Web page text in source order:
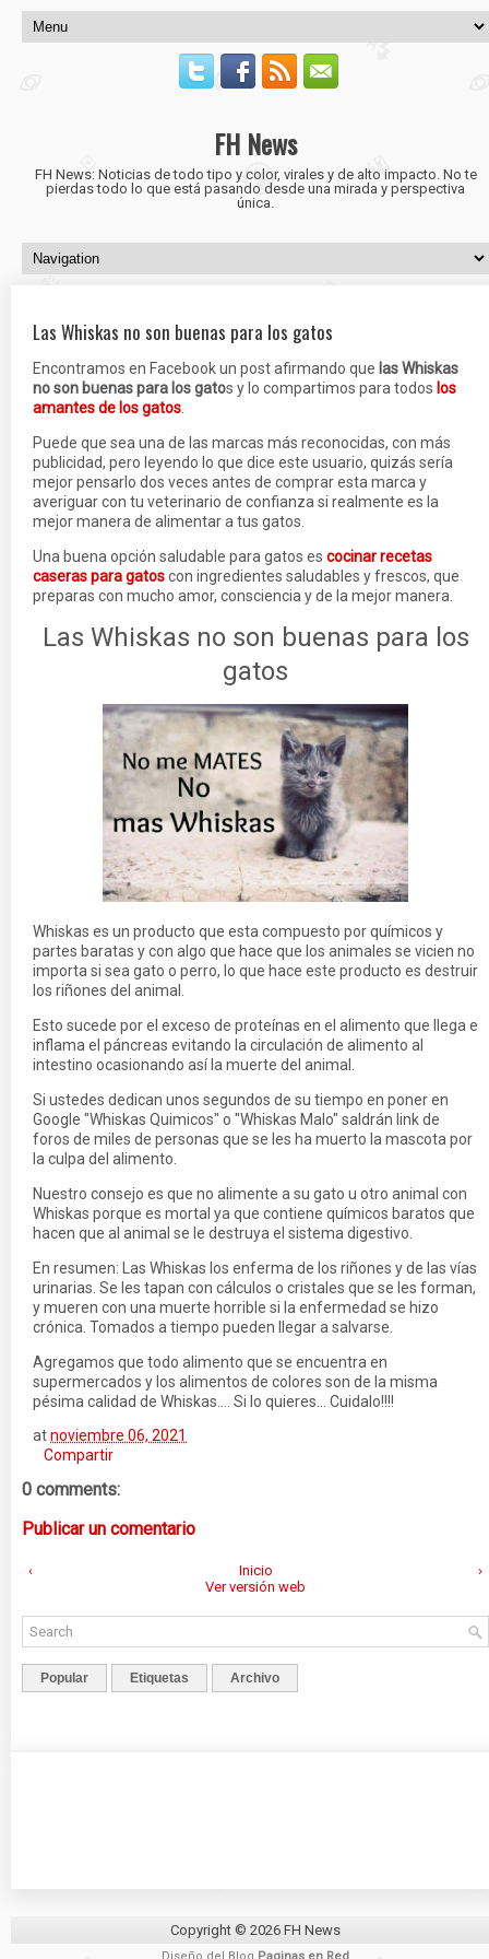
FH News
FH News: Noticias de todo tipo y color, virales y de alto impacto. No te
pierdas todo lo que está pasando desde una mirada y perspectiva
única.
Las Whiskas no son buenas para los gatos
Encontramos en Facebook un post afirmando que las Whiskas
no son buenas para los gatos y lo compartimos para todos los
amantes de los gatos
Puede que sea una de las marcas más reconocidas, con más
publicidad, pero leyendo lo que dice este usuario, quizás sería
mejor pensarlo dos veces antes de comprar esta marca y
averiguar con tu veterinario de confianza si realmente es la
mejor manera de alimentar a tus gatos.
Una buena opción saludable para gatos es cocinar recetas
caseras para gatoscon ingredientes saludables y frescos, que
preparas con mucho amor, consciencia y de la mejor manera.
Las Whiskas no son buenas para los
gatos
Whiskas es un producto que esta compuesto por químicos y
partes baratas y con algo que hace que los animales se vicien no
importa si sea gato o perro, lo que hace este producto es destruir
los riñones del animal.
Esto sucede por el exceso de proteínas en el alimento que llega e
inflama el páncreas evitando la circulación de alimento al
intestino ocasionando así la muerte del animal.
Si ustedes dedican unos segundos de su tiempo en poner en
Google "Whiskas Quimicos" o "Whiskas Malo" saldrán link de
foros de miles de personas que se les ha muerto la mascota por
la culpa del alimento.
Nuestro consejo es que no alimente a su gato u otro animal con
Whiskas porque es mortal ya que contiene químicos baratos que
hacen que al animal se le destruya el sistema digestivo.
En resumen: Las Whiskas los enferma de los riñones y de las vías
urinarias. Se les tapan con cálculos o cristales que se les forman,
y mueren con una muerte horrible si la enfermedad se hizo
crónica. Tomados a tiempo pueden llegar a salvarse.
Agregamos que todo alimento que se encuentra en
supermercados y los alimentos de colores son de la misma
pésima calidad de Whiskas.... Si lo quieres... Cuidalo!!!!
atnoviembre 06, 2021
Compartir
0 comments:
Publicar un comentario
‹ ›
Inicio
Ver versión web
Popular Etiquetas Archivo
Copyright © 2026 FH News